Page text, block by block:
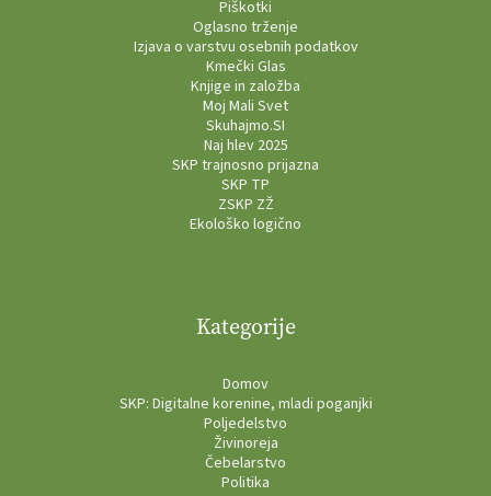
Piškotki
Oglasno trženje
Izjava o varstvu osebnih podatkov
Kmečki Glas
Knjige in založba
Moj Mali Svet
Skuhajmo.SI
Naj hlev 2025
SKP trajnosno prijazna
SKP TP
ZSKP ZŽ
Ekološko logično
Kategorije
Domov
SKP: Digitalne korenine, mladi poganjki
Poljedelstvo
Živinoreja
Čebelarstvo
Politika